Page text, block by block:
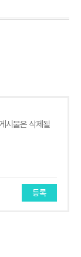
등록